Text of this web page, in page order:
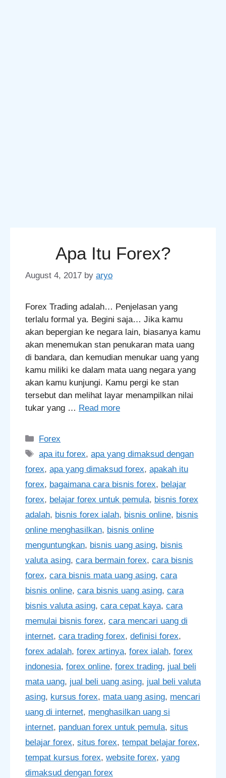
Apa Itu Forex?
August 4, 2017 by aryo
Forex Trading adalah… Penjelasan yang
terlalu formal ya. Begini saja… Jika kamu
akan bepergian ke negara lain, biasanya kamu
akan menemukan stan penukaran mata uang
di bandara, dan kemudian menukar uang yang
kamu miliki ke dalam mata uang negara yang
akan kamu kunjungi. Kamu pergi ke stan
tersebut dan melihat layar menampilkan nilai
tukar yang … Read more
Categories
Forex
Tags
apa itu forex,apa yang dimaksud dengan
forex, apa yang dimaksud forex, apakah itu
forex, bagaimana cara bisnis forex, belajar
forex, belajar forex untuk pemula, bisnis forex
adalah, bisnis forex ialah, bisnis online, bisnis
online menghasilkan, bisnis online
menguntungkan, bisnis uang asing, bisnis
valuta asing, cara bermain forex, cara bisnis
forex, cara bisnis mata uang asing, cara
bisnis online, cara bisnis uang asing, cara
bisnis valuta asing, cara cepat kaya, cara
memulai bisnis forex, cara mencari uang di
internet, cara trading forex, definisi forex,
forex adalah, forex artinya, forex ialah, forex
indonesia, forex online, forex trading, jual beli
mata uang, jual beli uang asing, jual beli valuta
asing, kursus forex, mata uang asing, mencari
uang di internet, menghasilkan uang si
internet, panduan forex untuk pemula, situs
belajar forex, situs forex, tempat belajar forex,
tempat kursus forex, website forex, yang
dimaksud dengan forex